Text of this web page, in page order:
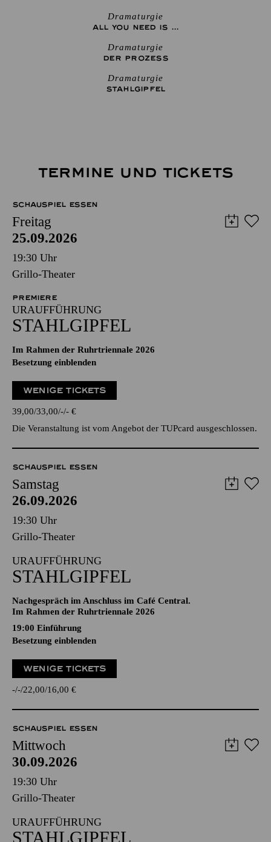
Dramaturgie
ALL YOU NEED IS ...
Dramaturgie
DER PROZESS
Dramaturgie
STAHLGIPFEL
TERMINE UND TICKETS
SCHAUSPIEL ESSEN
Freitag
25.09.2026
19:30 Uhr
Grillo-Theater
PREMIERE
URAUFFÜHRUNG
STAHLGIPFEL
Im Rahmen der Ruhrtriennale 2026
Besetzung einblenden
WENIGE TICKETS
39,00 33,00 - - €
Die Veranstaltung ist vom Angebot der TUPcard ausgeschlossen.
SCHAUSPIEL ESSEN
Samstag
26.09.2026
19:30 Uhr
Grillo-Theater
URAUFFÜHRUNG
STAHLGIPFEL
Nachgespräch im Anschluss im Café Central.
Im Rahmen der Ruhrtriennale 2026
19:00 Einführung
Besetzung einblenden
WENIGE TICKETS
- - 22,00 16,00 €
SCHAUSPIEL ESSEN
Mittwoch
30.09.2026
19:30 Uhr
Grillo-Theater
URAUFFÜHRUNG
STAHLGIPFEL